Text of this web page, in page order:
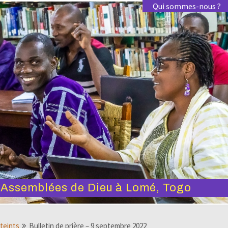
Qui sommes-nous ?
de Dieu à Lomé, Togo
Bulletin de prière – 9 septembre 2022